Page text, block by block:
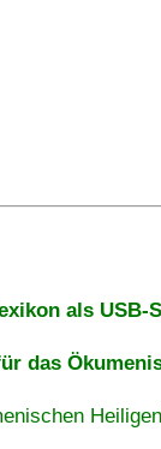
als USB-
das